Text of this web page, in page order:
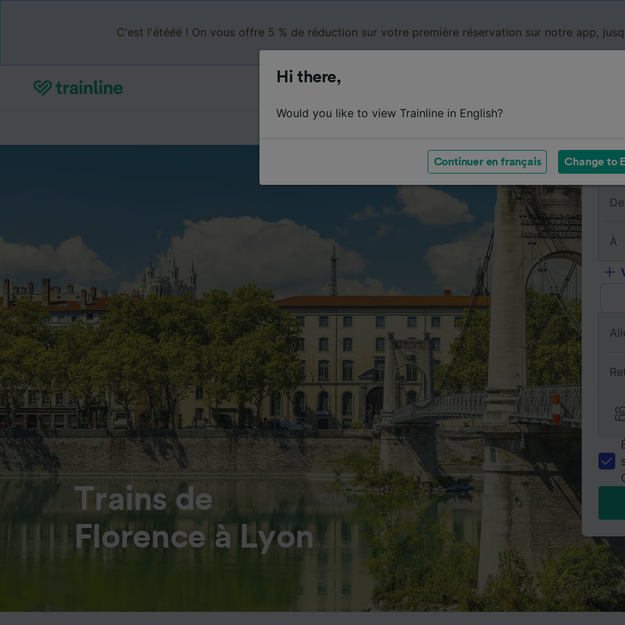
C'est l'étééé ! On vous offre 5 % de réduction sur votre première réservation sur notre app,
Trains de
Florence à Lyon
De
À
Hi there,
Would you like to view Trainline in English?
Continuer en français Change to